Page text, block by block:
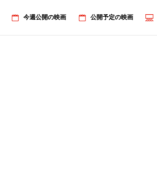
今週公開の映画 公開予定の映画